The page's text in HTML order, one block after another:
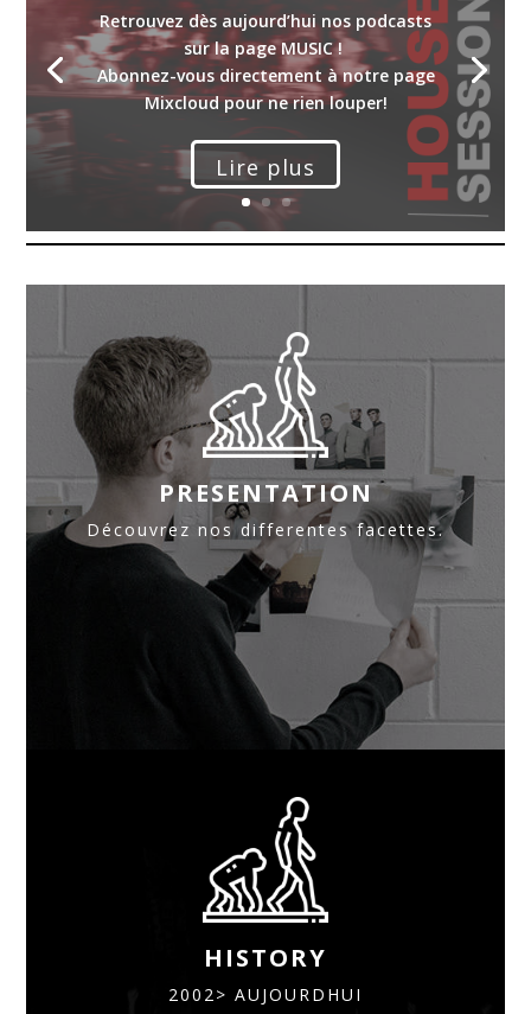
Retrouvez dès aujourd’hui nos podcasts
sur la page MUSIC !
Abonnez-vous directement à notre page
Mixcloud pour ne rien louper!
Lire plus
PRESENTATION
Découvrez nos differentes facettes.
HISTORY
2002> AUJOURDHUI